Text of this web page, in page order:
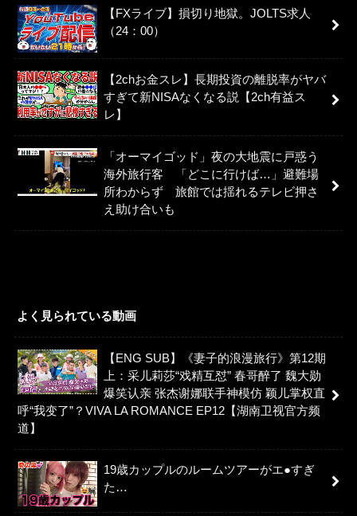
【FXライブ】損切り地獄。JOLTS求人
（24：00）
【2chお金スレ】長期投資の離脱率がヤバ
すぎて新NISAなくなる説【2ch有益ス
レ】
「オーマイゴッド」夜の大地震に戸惑う
海外旅行客 「どこに行けば…」避難場
所わからず 旅館では揺れるテレビ押さ
え助け合いも
よく見られている動画
【ENG SUB】《妻子的浪漫旅行》第12期
上：采儿莉莎“戏精互怼” 春哥醉了 魏大勋
爆笑认亲 张杰谢娜联手神模仿 颖儿掌权直
呼“我变了”？VIVA LA ROMANCE EP12【湖南卫视官方频
道】
19歳カップルのルームツアーがエ●すぎ
た…